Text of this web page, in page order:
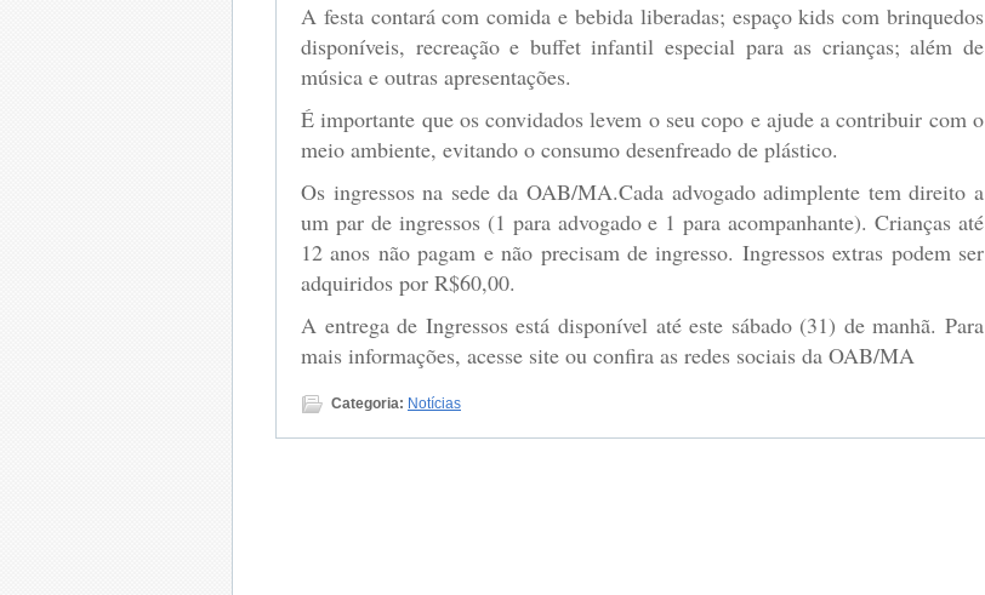
A festa contará com comida e bebida liberadas; espaço kids com brinquedos
disponíveis, recreação e buffet infantil especial para as crianças; além de
música e outras apresentações.
É importante que os convidados levem o seu copo e ajude a contribuir com o
meio ambiente, evitando o consumo desenfreado de plástico.
Os ingressos na sede da OAB/MA.Cada advogado adimplente tem direito a
um par de ingressos (1 para advogado e 1 para acompanhante). Crianças até
12 anos não pagam e não precisam de ingresso. Ingressos extras podem ser
adquiridos por R$60,00.
A entrega de Ingressos está disponível até este sábado (31) de manhã. Para
mais informações, acesse site ou confira as redes sociais da OAB/MA
Categoria: Notícias